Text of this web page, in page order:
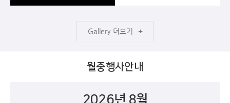
더보기
월중행사안내
2026년 8월